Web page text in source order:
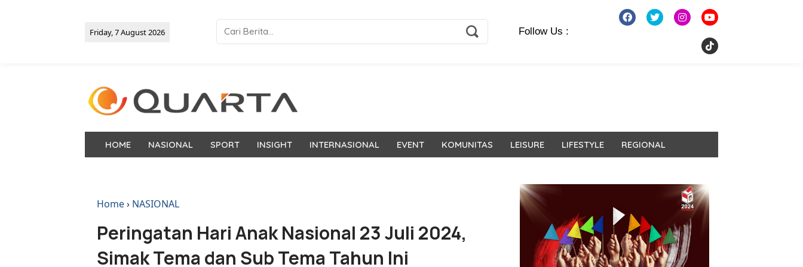
Friday, 7 August 2026 Follow Us :
HOME NASIONAL SPORT INSIGHT INTERNASIONAL EVENT KOMUNITAS LEISURE LIFESTYLE REGIONAL
Home› NASIONAL
Peringatan Hari Anak Nasional 23 Juli 2024,
Simak Tema dan Sub Tema Tahun Ini